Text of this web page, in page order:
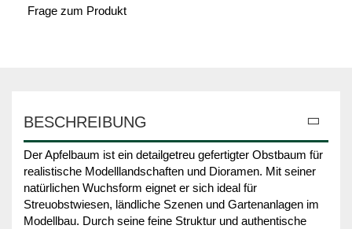
Frage zum Produkt
BESCHREIBUNG
Der Apfelbaum ist ein detailgetreu gefertigter Obstbaum für
realistische Modelllandschaften und Dioramen. Mit seiner
natürlichen Wuchsform eignet er sich ideal für
Streuobstwiesen, ländliche Szenen und Gartenanlagen im
Modellbau. Durch seine feine Struktur und authentische